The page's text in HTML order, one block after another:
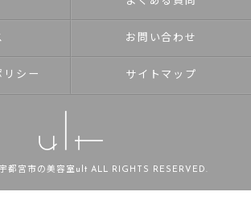
お問い合わせ
リシー サイトマップ
都宮市の美容室ult ALL RIGHTS RESERVED.